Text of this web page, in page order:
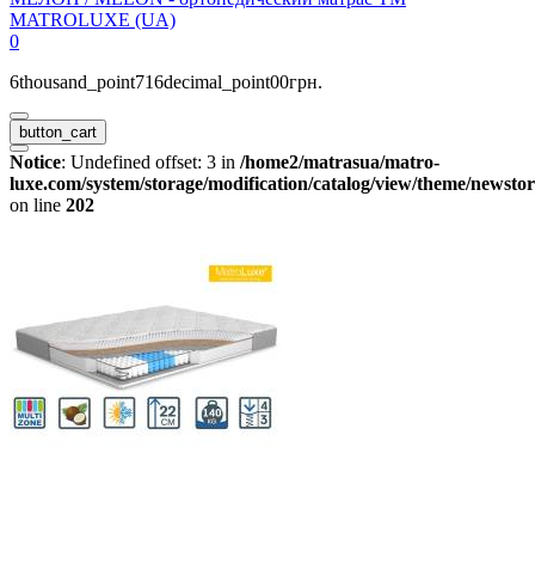
MATROLUXE (UA)
0
6thousand_point716decimal_point00грн.
button_cart
Notice: Undefined offset: 3 in /home2/matrasua/matro-
luxe.com/system/storage/modification/catalog/view/theme/
on line 202